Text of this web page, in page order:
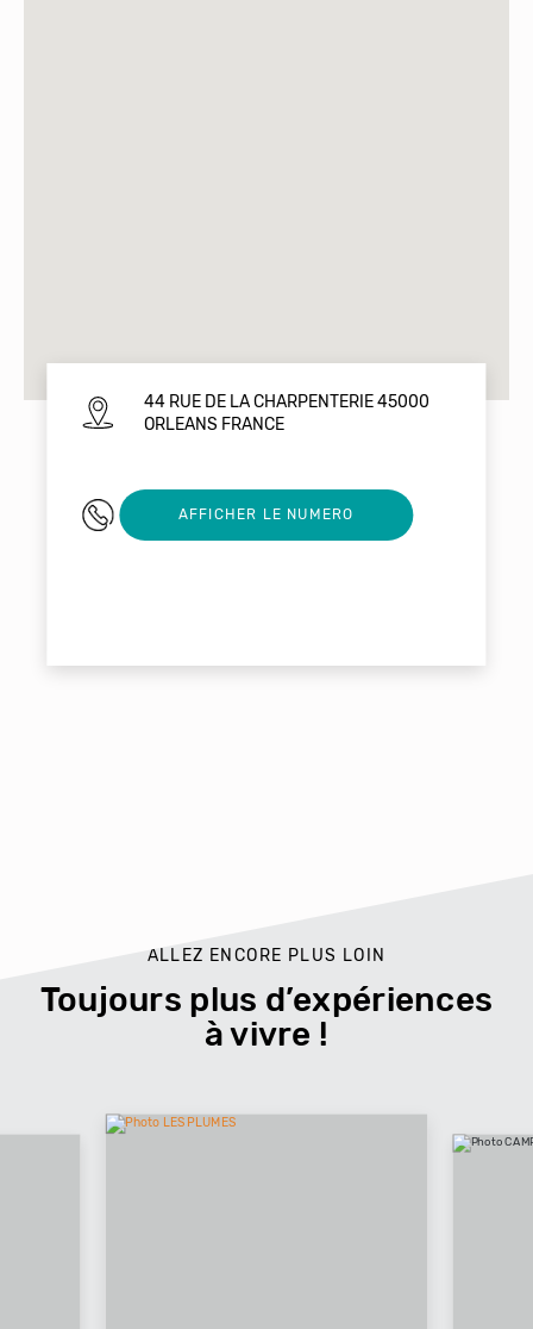
44 RUE DE LA CHARPENTERIE 45000
ORLEANS FRANCE
0238533024
AFFICHER LE NUMERO
ALLEZ ENCORE PLUS LOIN
Toujours plus d’expériences
à vivre !